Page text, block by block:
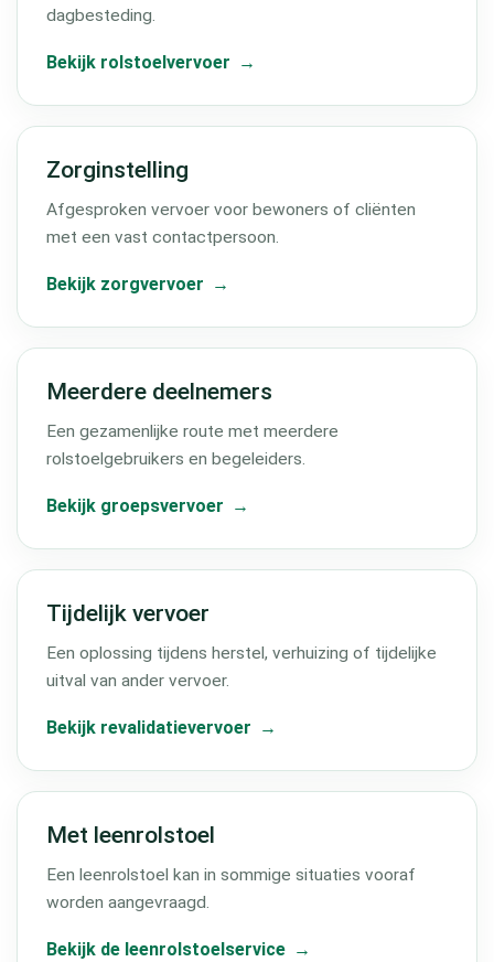
dagbesteding.
Bekijk rolstoelvervoer
Zorginstelling
Afgesproken vervoer voor bewoners of cliënten
met een vast contactpersoon.
Bekijk zorgvervoer
Meerdere deelnemers
Een gezamenlijke route met meerdere
rolstoelgebruikers en begeleiders.
Bekijk groepsvervoer
Tijdelijk vervoer
Een oplossing tijdens herstel, verhuizing of tijdelijke
uitval van ander vervoer.
Bekijk revalidatievervoer
Met leenrolstoel
Een leenrolstoel kan in sommige situaties vooraf
worden aangevraagd.
Bekijk de leenrolstoelservice